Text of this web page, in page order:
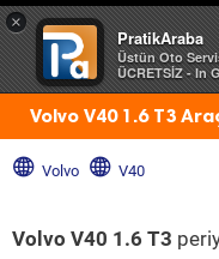
×
PratikAraba
Üstün Oto
ÜCRETSİZ - In
Volvo V40 1.6 T3
Volvo V40
Volvo V40 1.6 T3